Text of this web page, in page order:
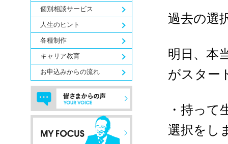
個別相談サービス
人生のヒント
各種制作
キャリア教育
お申込みからの流れ
過去の選
明日、本
がスター
・持っ
選択をし